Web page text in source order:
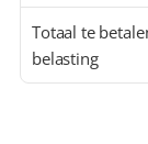
Totaal te
belasting